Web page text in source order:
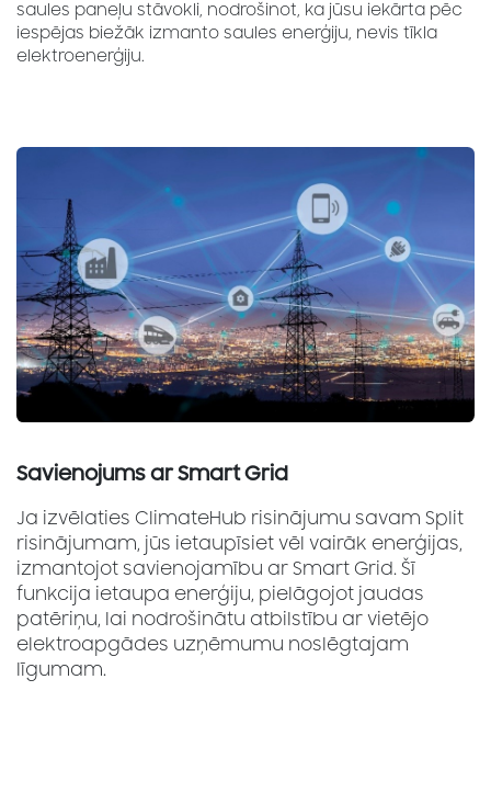
saules paneļu stāvokli, nodrošinot, ka jūsu iekārta pēc
iespējas biežāk izmanto saules enerģiju, nevis tīkla
elektroenerģiju.
Savienojums ar Smart Grid
Ja izvēlaties ClimateHub risinājumu savam Split
risinājumam, jūs ietaupīsiet vēl vairāk enerģijas,
izmantojot savienojamību ar Smart Grid. Šī
funkcija ietaupa enerģiju, pielāgojot jaudas
patēriņu, lai nodrošinātu atbilstību ar vietējo
elektroapgādes uzņēmumu noslēgtajam
līgumam.